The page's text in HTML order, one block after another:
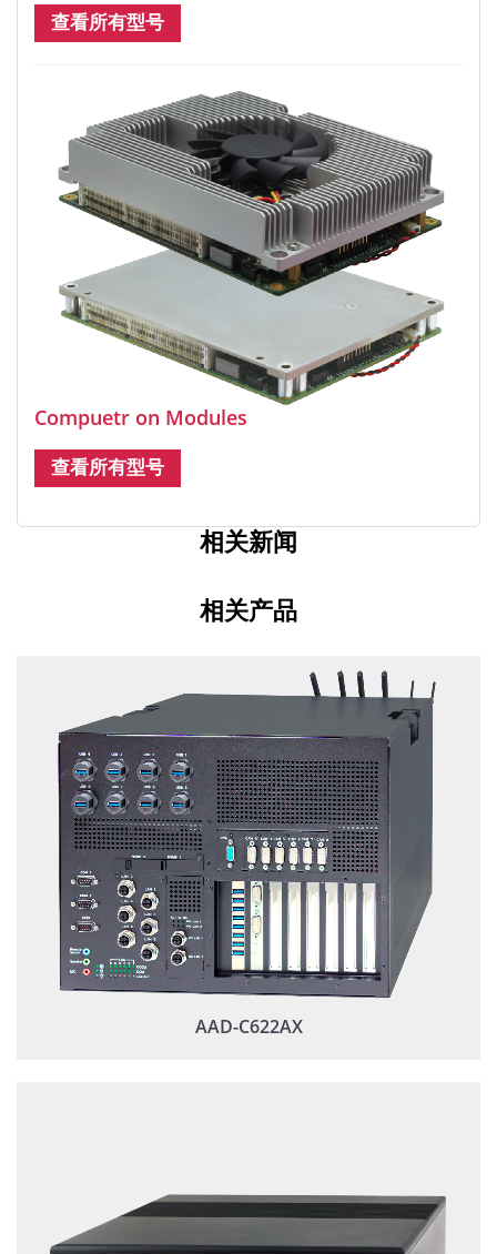
查看所有型号
Compuetr on Modules
查看所有型号
相关新闻
相关产品
AAD-C622AX